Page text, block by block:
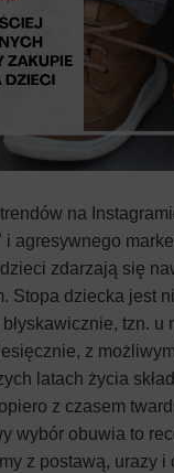
na
agresywnego
zdarzają się
Stopa dziecka jest
tzn. u
z
latach życia
z czasem
wybór obuwia to
z postawą, urazy i